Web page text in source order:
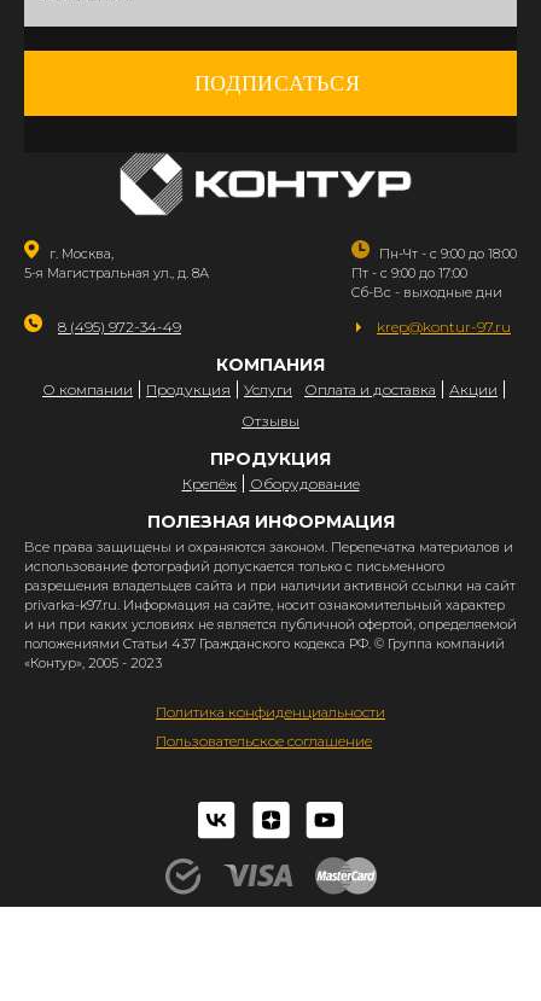
ПОДПИСАТЬСЯ
г. Москва,
5-я Магистральная ул., д. 8А
Пн-Чт - с 9:00 до 18:00
Пт - с 9:00 до 17:00
Сб-Вс - выходные дни
8 (495) 972-34-49 krep@kontur-97.ru
КОМПАНИЯ
О компании Продукция Услуги Оплата и доставка
Акции
Отзывы
ПРОДУКЦИЯ
Крепёж Оборудование
ПОЛЕЗНАЯ ИНФОРМАЦИЯ
Все права защищены и охраняются законом. Перепечатка материалов и
использование фотографий допускается только с письменного
разрешения владельцев сайта и при наличии активной ссылки на сайт
privarka-k97.ru. Информация на сайте, носит ознакомительный характер
и ни при каких условиях не является публичной офертой, определяемой
положениями Статьи 437 Гражданского кодекса РФ. © Группа компаний
«Контур», 2005 - 2023
Политика конфиденциальности
Пользовательское соглашение